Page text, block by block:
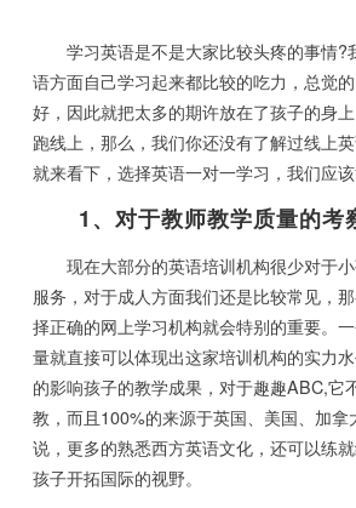
学习英语是不是大家比较头疼的事情?
语方面自己学习起来都比较的吃力，总觉
好，因此就把太多的期许放在了孩子的身
跑线上，那么，我们你还没有了解过线上
就来看下，选择英语一对一学习，我们应
1、对于教师教学质量的考
现在大部分的英语培训机构很少对于小
服务，对于成人方面我们还是比较常见，
择正确的网上学习机构就会特别的重要。
量就直接可以体现出这家培训机构的实力
的影响孩子的教学成果，对于趣趣ABC,它
教，而且100%的来源于英国、美国、加拿
说，更多的熟悉西方英语文化，还可以练
孩子开拓国际的视野。